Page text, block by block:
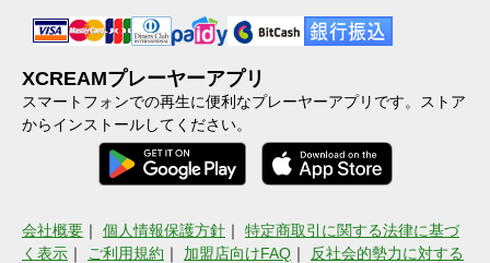
XCREAMプレーヤーアプリ
スマートフォンでの再生に便利なプレーヤーアプリです。ストア
からインストールしてください。
会社概要 ｜ 個人情報保護方針 ｜ 特定商取引に関する法律に基づ
く表示 ｜ ご利用規約 ｜ 加盟店向けFAQ ｜ 反社会的勢力に対する